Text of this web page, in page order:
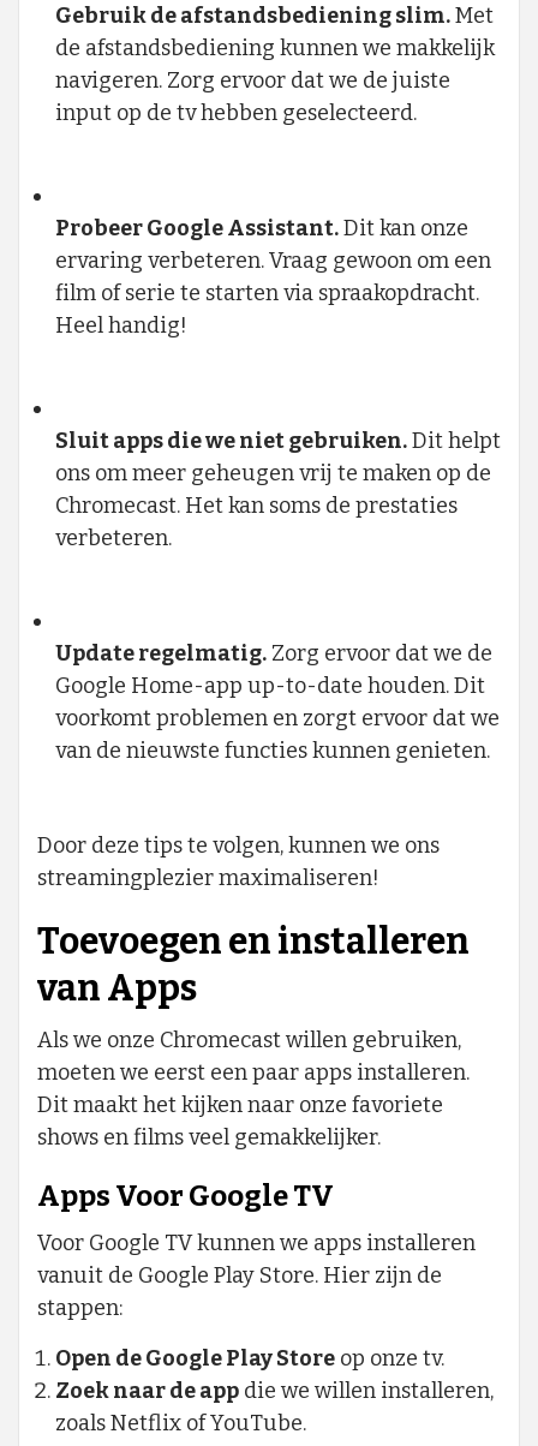
Gebruik de afstandsbediening slim.Met
de afstandsbediening kunnen we makkelijk
navigeren. Zorg ervoor dat we de juiste
input op de tv hebben geselecteerd.
Probeer Google Assistant.Dit kan onze
ervaring verbeteren. Vraag gewoon om een
film of serie te starten via spraakopdracht.
Heel handig!
Sluit apps die we niet gebruiken.Dit helpt
ons om meer geheugen vrij te maken op de
Chromecast. Het kan soms de prestaties
verbeteren.
Update regelmatig. Zorg ervoor dat we de
Google Home-app up-to-date houden. Dit
voorkomt problemen en zorgt ervoor dat we
van de nieuwste functies kunnen genieten.
Door deze tips te volgen, kunnen we ons
streamingplezier maximaliseren!
Toevoegen en installeren
van Apps
Als we onze Chromecast willen gebruiken,
moeten we eerst een paar apps installeren.
Dit maakt het kijken naar onze favoriete
shows en films veel gemakkelijker.
Apps Voor Google TV
Voor Google TV kunnen we apps installeren
vanuit de Google Play Store. Hier zijn de
stappen:
Open de Google Play Store op onze tv.
Zoek naar de app die we willen installeren,
zoals Netflix of YouTube.